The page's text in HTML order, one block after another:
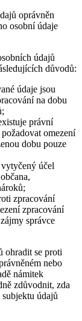
oprávněn
osobní údaje
údajů
důvodů:
údaje jsou
na dobu
právní
omezení
dobu pouze
účel
zpracování
zpracování
správce
ohradit se proti
nebo
námitek
zdůvodnit, zda
údajů